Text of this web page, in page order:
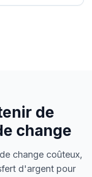
de
change
change coûteux,
d'argent pour